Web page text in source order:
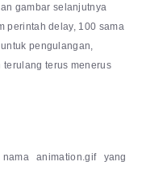
gambar selanjutnya
perintah delay, 100 sama
pengulangan,
terus menerus
animation.gif yang